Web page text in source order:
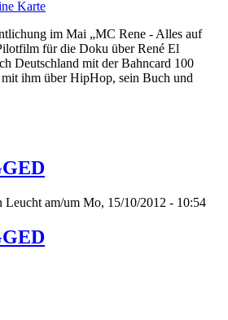
im Mai „MC Rene - Alles auf
für die Doku über René El
Deutschland mit der Bahncard 100
ihm über HipHop, sein Buch und
Leucht am/um Mo, 15/10/2012 - 10:54